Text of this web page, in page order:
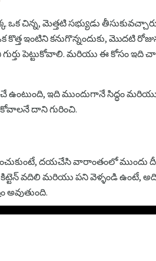
చిన్న, మెత్తటి సభ్యుడు
ఇంటిని కనుగొన్నందుకు, మొదటి రోజున
పెట్టుకోవాలి. మరియు ఈ కోసం ఇది
ఉంటుంది, ఇది ముందుగానే సిద్ధం
దాని గురించి.
దయచేసి వారాంతంలో ముందు
కిట్టెన్ వదిలి మరియు పని వెళ్ళండి
అవుతుంది.